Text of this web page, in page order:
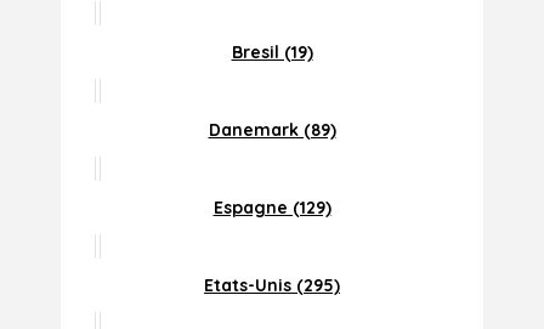
Bresil (19)
Danemark (89)
Espagne (129)
Etats-Unis (295)